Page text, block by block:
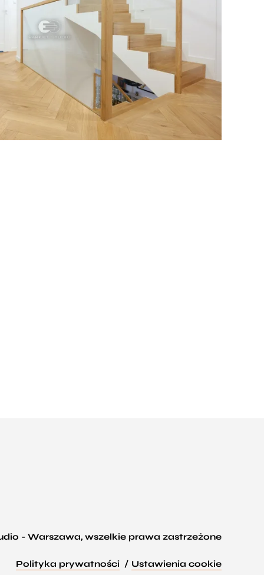
- Warszawa, wszelkie prawa zastrzeżone
Polityka prywatności Ustawienia cookie